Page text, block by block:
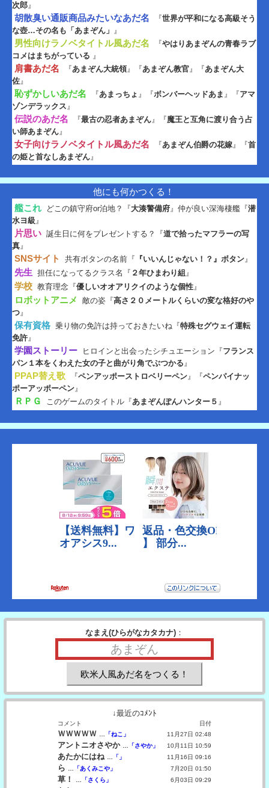
次郎』
胡散臭い通販商品みたいなあだ名 『世界が平和になる高級そう
な壺…その名も「あまぞん」 』
男性向けラノベタイトル風あだ名 『やはりあまぞんの青春ラブ
コメはまちがっている 』
肩書あだ名 『あまぞん大統領』『あまぞん教官』『あまぞん大
佐』
恥ずかしいあだ名 『あまっちょ 』『ボンバーヘッドあま 』『アマ
ゾンデラックス』
伝説のあだ名 『最古の忍者あまぞん』『魔王と互角に渡り合う占
い師あまぞん』
女子向けラノベタイトル風あだ名 『あまぞん伯爵の花嫁』『首
の姫と首なしあまぞん』
他にも何かつくる！
艦これ
どこの鎮守府or泊地？『大湊警備府』仲が良い深海棲艦『潜
水ヨ級』
片思い 誕生日に何をプレゼントする？『道で拾ったマフラーの写
真』
SNSサイト 共有ボタンの名前『 『いいんじゃない！？』ボタン』
先生 担任になってるクラス名『 ２年ひまわり組 』
学校 教育理念『優しいオオアリクイのような個性』
ロボットアニメ 敵の姿『高さ２０メートルくらいの変な格好のや
つ』
保有資格 乗り物の免許は持っておきたいね『特殊セグウェイ運転
免許』
学園ストーリー ヒロインと出会ったシチュエーション『フランス
パン１本をくわえた女の子と曲がり角でぶつかる』
PPAP替え歌 『ペンアッポーストロベリーペン』『ペンパイナッ
ポーアッポーペン』
ＲＰＧ このゲームのタイトル『あまぞんぽんハンター５ 』
なまえ(ひらがなカタカナ) ：
↓最近のｺﾒﾝﾄ
コメント 日付
ＷＷＷＷＷ 「ねこ」 11月27日 02:48
アントニオさやか 「さやか」 10月11日 10:59
あたかにはね 「」 11月16日 09:16
ら 「あくみこや」 7月20日 01:50
草！ 「さくら」 6月03日 09:29